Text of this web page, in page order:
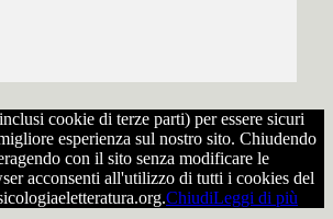
cookie di terze parti) per essere sicuri
esperienza sul nostro sito. Chiudendo
con il sito senza modificare le
acconsenti all'utilizzo di tutti i cookies del
ChiudiLeggi di più